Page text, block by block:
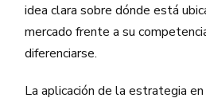
idea clara sobre dónde está
mercado frente a su
diferenciarse.
La aplicación de la estrategia